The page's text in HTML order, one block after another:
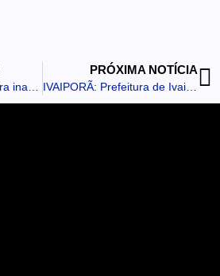
APUCARANA: Prefeitura inaugura nesta sexta-feira o 1º Parque Temático de Apucarana, novo espaço público de lazer e acolhimento às famílias
PRÓXIMA NOTÍCIA
IVAIPORÃ: Prefeitura de Ivaiporã define prazos e condições para renovação de alvarás e licenças municipais em 2026